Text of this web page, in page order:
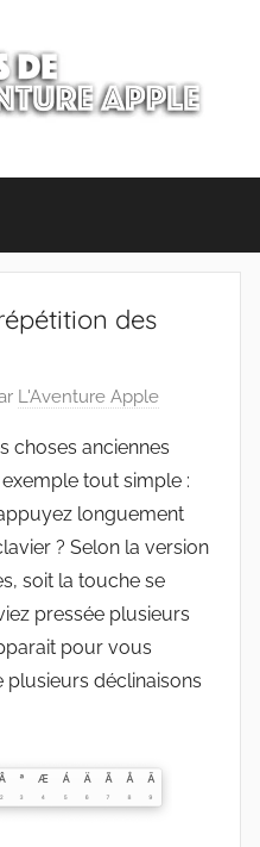
des
L'Aventure Apple
choses anciennes
tout simple :
longuement
? Selon la version
soit la touche se
pressée plusieurs
pour vous
déclinaisons